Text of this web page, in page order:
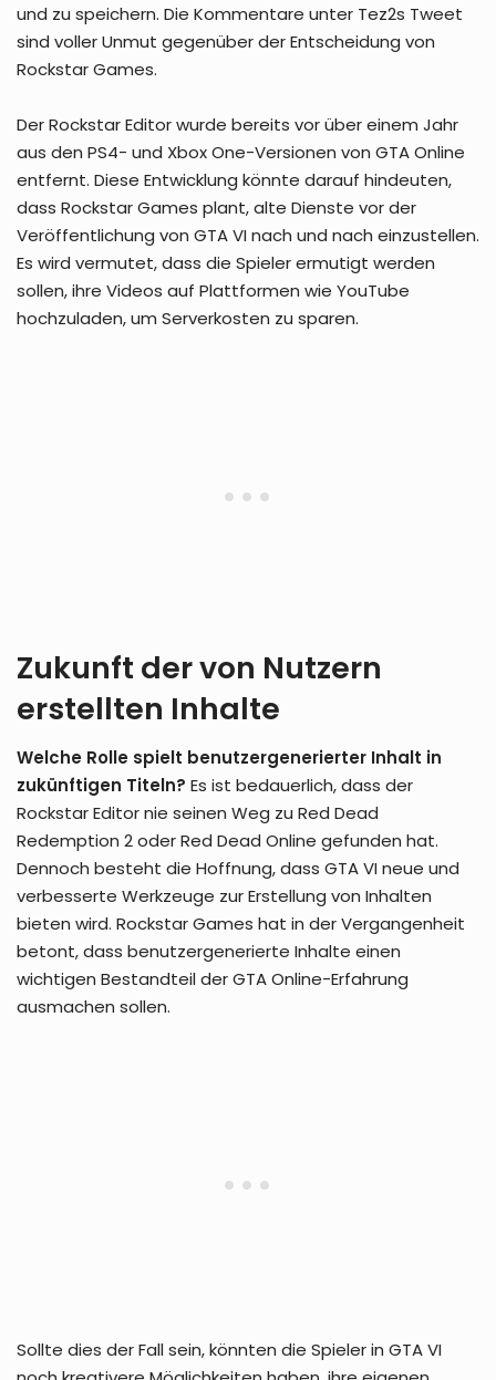
und zu speichern. Die Kommentare unter Tez2s Tweet
sind voller Unmut gegenüber der Entscheidung von
Rockstar Games.
Der Rockstar Editor wurde bereits vor über einem Jahr
aus den PS4- und Xbox One-Versionen von GTA Online
entfernt. Diese Entwicklung könnte darauf hindeuten,
dass Rockstar Games plant, alte Dienste vor der
Veröffentlichung von GTA VI nach und nach einzustellen.
Es wird vermutet, dass die Spieler ermutigt werden
sollen, ihre Videos auf Plattformen wie YouTube
hochzuladen, um Serverkosten zu sparen.
Zukunft der von Nutzern
erstellten Inhalte
Welche Rolle spielt benutzergenerierter Inhalt in
zukünftigen Titeln? Es ist bedauerlich, dass der
Rockstar Editor nie seinen Weg zu Red Dead
Redemption 2 oder Red Dead Online gefunden hat.
Dennoch besteht die Hoffnung, dass GTA VI neue und
verbesserte Werkzeuge zur Erstellung von Inhalten
bieten wird. Rockstar Games hat in der Vergangenheit
betont, dass benutzergenerierte Inhalte einen
wichtigen Bestandteil der GTA Online-Erfahrung
ausmachen sollen.
Sollte dies der Fall sein, könnten die Spieler in GTA VI